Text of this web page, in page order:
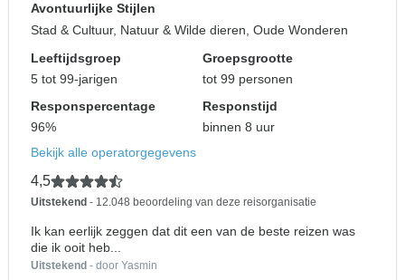
Avontuurlijke Stijlen
Stad & Cultuur, Natuur & Wilde dieren, Oude Wonderen
Leeftijdsgroep
5 tot 99-jarigen
Groepsgrootte
tot 99 personen
Responspercentage
96%
Responstijd
binnen 8 uur
Bekijk alle operatorgegevens
4,5
Uitstekend - 12.048 beoordeling van deze reisorganisatie
Ik kan eerlijk zeggen dat dit een van de beste reizen was
die ik ooit heb...
Uitstekend - door Yasmin